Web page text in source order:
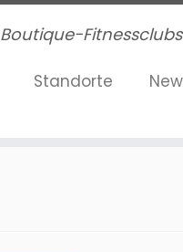
Boutique-
Standorte